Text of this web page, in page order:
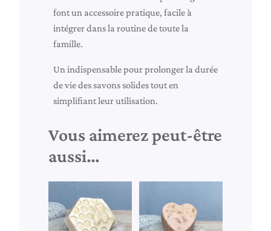
font un accessoire pratique, facile à
intégrer dans la routine de toute la
famille.
Un indispensable pour prolonger la durée
de vie des savons solides tout en
simplifiant leur utilisation.
Vous aimerez peut-être
aussi…